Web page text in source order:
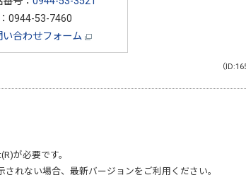
0944-53-7460
い合わせフォーム
（
が必要です。
されない場合、最新バージョンをご利用ください。